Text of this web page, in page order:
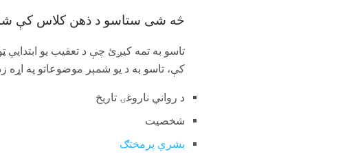
څه شی ستاسو د ذهن کلاس کې
تاسو به تمه کیږئ چې د تعقیب یو
کې، تاسو به د یو شمېر موضوعاتو په اړه
د رواني ناروغۍ تاریخ
شخصیت
بشري پرمختګ